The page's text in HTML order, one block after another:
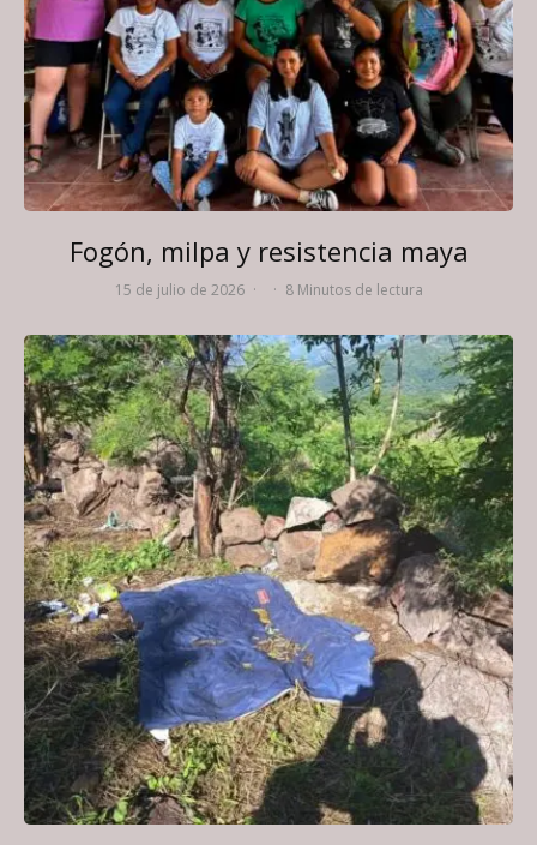
Fogón, milpa y resistencia maya
15 de julio de 2026 · · 8 Minutos de lectura